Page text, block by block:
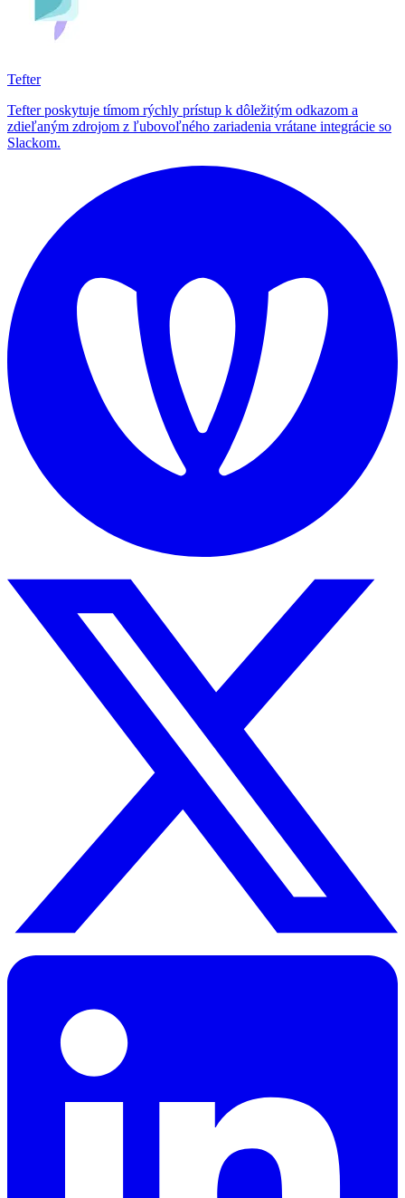
Tefter
Tefter poskytuje tímom rýchly prístup k dôležitým odkazom a
zdieľaným zdrojom z ľubovoľného zariadenia vrátane integrácie so
Slackom.